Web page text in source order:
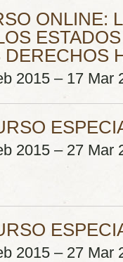
ONLINE:
DERECHOS
2015 – 17 Mar
2015 – 27 Mar
2015 – 27 Mar